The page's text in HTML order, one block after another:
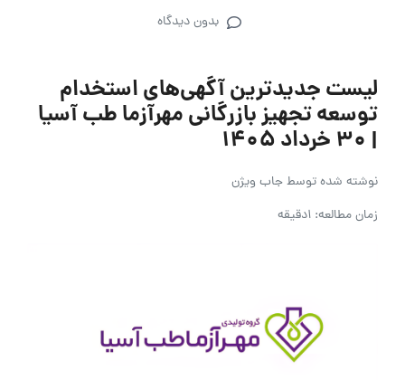
بدون دیدگاه
لیست جدیدترین آگهی‌های استخدام
توسعه تجهیز بازرگانی مهرآزما طب آسیا
| ۳۰ خرداد ۱۴۰۵
نوشته شده توسطجاب ویژن
زمان مطالعه: 1دقیقه